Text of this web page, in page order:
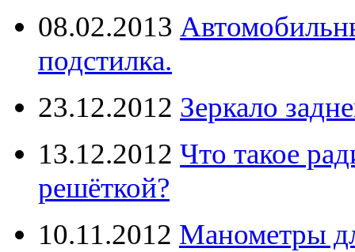
08.02.2013
подстилка.
23.12.2012 Зеркало
13.12.2012 Что такое
решёткой?
10.11.2012 Манометры